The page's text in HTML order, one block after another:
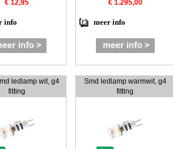
€ 12,95
info
€ 1.295,00
meer info
ledlamp wit, g4
fitting
Smd ledlamp warmwit, g4
fitting